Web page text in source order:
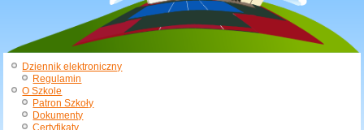
Dziennik elektroniczny
Regulamin
O Szkole
Patron Szkoły
Dokumenty
Certyfikaty